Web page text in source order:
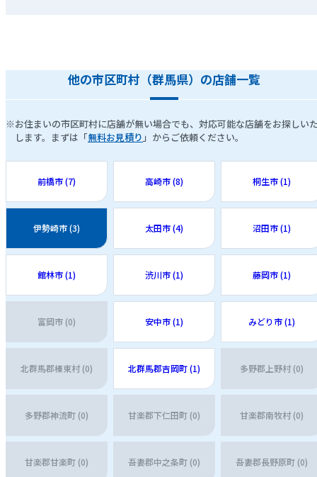
他の市区町村（群馬県）の店舗一覧
※お住まいの市区町村に店舗が無い場合でも、対応可能な店舗をお探しい
します。まずは「無料お見積り 」からご依頼ください。
前橋市 (7) 高崎市 (8) 桐生市 (1)
伊勢崎市 (3) 太田市 (4) 沼田市 (1)
館林市 (1) 渋川市 (1) 藤岡市 (1)
富岡市 (0) 安中市 (1) みどり市 (1)
北群馬郡榛東村 (0) 北群馬郡吉岡町 (1) 多野郡上野村 (0)
多野郡神流町 (0) 甘楽郡下仁田町 (0) 甘楽郡南牧村 (0)
甘楽郡甘楽町 (0) 吾妻郡中之条町 (0) 吾妻郡長野原町 (0)